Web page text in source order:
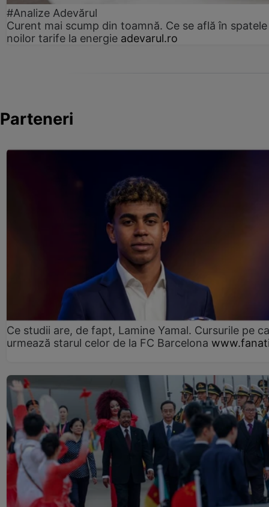
#Analize Adevărul
Curent mai scump din toamnă. Ce se află în spatele
noilor tarife la energie adevarul.ro
Parteneri
Ce studii are, de fapt, Lamine Yamal. Cursurile pe
urmează starul celor de la FC Barcelona